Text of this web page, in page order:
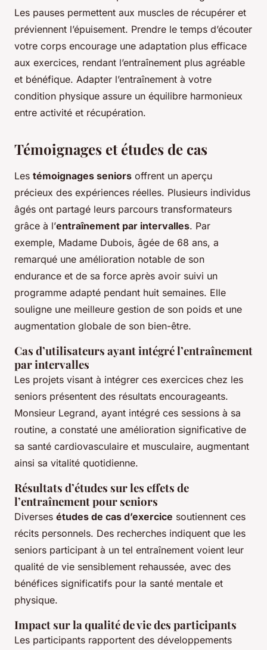
Les pauses permettent aux muscles de récupérer et
préviennent l’épuisement. Prendre le temps d’écouter
votre corps encourage une adaptation plus efficace
aux exercices, rendant l’entraînement plus agréable
et bénéfique. Adapter l’entraînement à votre
condition physique assure un équilibre harmonieux
entre activité et récupération.
Témoignages et études de cas
Les témoignages seniors offrent un aperçu
précieux des expériences réelles. Plusieurs individus
âgés ont partagé leurs parcours transformateurs
grâce à l’entraînement par intervalles. Par
exemple, Madame Dubois, âgée de 68 ans, a
remarqué une amélioration notable de son
endurance et de sa force après avoir suivi un
programme adapté pendant huit semaines. Elle
souligne une meilleure gestion de son poids et une
augmentation globale de son bien-être.
Cas d’utilisateurs ayant intégré l’entraînement
par intervalles
Les projets visant à intégrer ces exercices chez les
seniors présentent des résultats encourageants.
Monsieur Legrand, ayant intégré ces sessions à sa
routine, a constaté une amélioration significative de
sa santé cardiovasculaire et musculaire, augmentant
ainsi sa vitalité quotidienne.
Résultats d’études sur les effets de
l’entraînement pour seniors
Diverses études de cas d’exercice soutiennent ces
récits personnels. Des recherches indiquent que les
seniors participant à un tel entraînement voient leur
qualité de vie sensiblement rehaussée, avec des
bénéfices significatifs pour la santé mentale et
physique.
Impact sur la qualité de vie des participants
Les participants rapportent des développements